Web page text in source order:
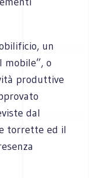
un
mobile”, o
produttive
dal
torrette ed il